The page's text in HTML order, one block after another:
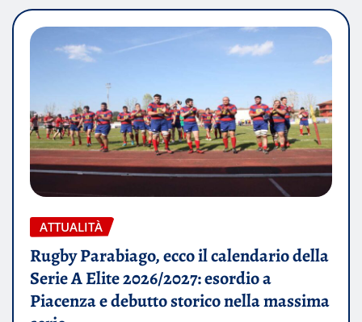
ATTUALITÀ
Rugby Parabiago, ecco il calendario della
Serie A Elite 2026/2027: esordio a
Piacenza e debutto storico nella massima